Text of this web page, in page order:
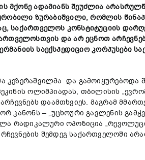
მქონე ადამიანს შეუძლია
ზურაბიშვილი,რომლის
საქართველოს კონსტიტუციის
თვის და არ ეცნოთ
საექსპედიციო კორპუსები
კეზერაშვილმა და გამოიყურებოდა
ოლიმპიადას, თბილისის
დაამთხვიეს. მაგრამ
კანონს – „უცხოური გავლენის
რადიკალური ოპოზიცია
შემდეგ საქართველოში